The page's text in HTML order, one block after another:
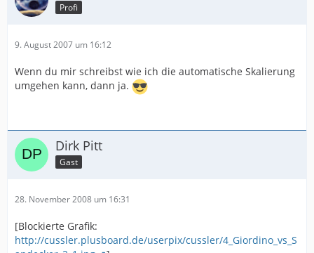
Profi
9. August 2007 um 16:12
Wenn du mir schreibst wie ich die automatische Skalierung
umgehen kann, dann ja.
Dirk Pitt
Gast
28. November 2008 um 16:31
[Blockierte Grafik:
http://cussler.plusboard.de/userpix/cussler/4_Giordino_vs_S